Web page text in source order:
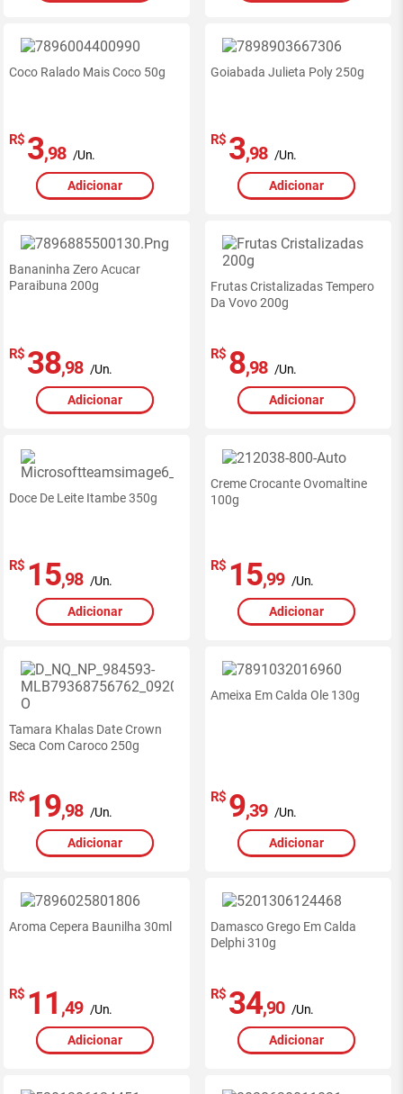
Coco Ralado Mais Coco 50g
R$ 3,98 /Un.
Adicionar
Goiabada Julieta Poly 250g
R$ 3,98 /Un.
Adicionar
Bananinha Zero Acucar
Paraibuna 200g
R$ 38,98 /Un.
Adicionar
Ofertas
exclusivas
site
-
RedeMiX
Frutas Cristalizadas Tempero
Da Vovo 200g
R$ 8,98 /Un.
Adicionar
Doce De Leite Itambe 350g
R$ 15,98 /Un.
Adicionar
Creme Crocante Ovomaltine
100g
R$ 15,99 /Un.
Adicionar
Tamara Khalas Date Crown
Seca Com Caroco 250g
R$ 19,98 /Un.
Adicionar
Ofertas
exclusivas
site
Ameixa Em Calda Ole 130g
R$ 9,39 /Un.
Adicionar
Aroma Cepera Baunilha 30ml
R$ 11 ,49 /Un.
Adicionar
Damasco Grego Em Calda
Delphi 310g
R$ 34,90 /Un.
Adicionar